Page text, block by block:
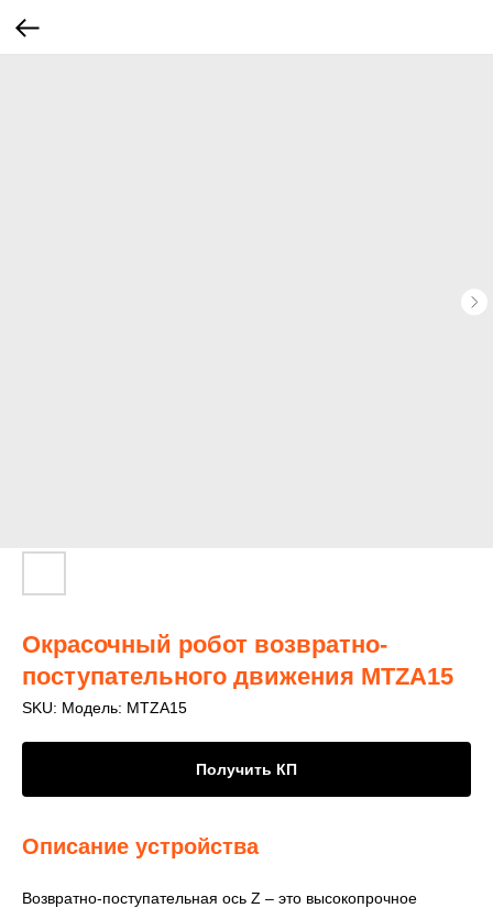
Окрасочный робот возвратно-
поступательного движения MTZA15
SKU: Модель: MTZA15
Получить КП
Описание устройства
Возвратно-поступательная ось Z – это высокопрочное